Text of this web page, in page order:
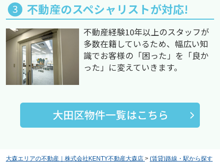
不動産のスペシャリストが対応!
不動産経験10年以上のスタッフが
多数在籍しているため、幅広い知
識でお客様の「困った」を「良か
った」に変えていきます。
大森エリアの不動産｜株式会社KENTY不動産大森店 > (賃貸)路線・駅から探す